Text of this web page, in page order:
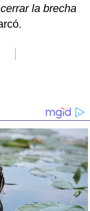
la brecha